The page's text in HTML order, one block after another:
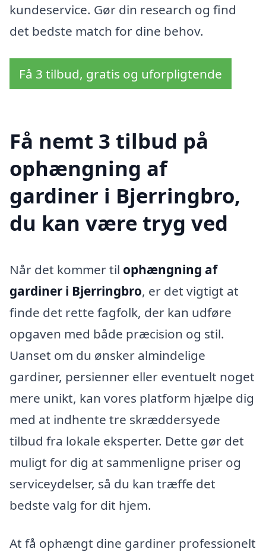
kundeservice. Gør din research og find
det bedste match for dine behov.
Få 3 tilbud, gratis og uforpligtende
Få nemt 3 tilbud på
ophængning af
gardiner i Bjerringbro,
du kan være tryg ved
Når det kommer til ophængning af
gardiner i Bjerringbro, er det vigtigt at
finde det rette fagfolk, der kan udføre
opgaven med både præcision og stil.
Uanset om du ønsker almindelige
gardiner, persienner eller eventuelt noget
mere unikt, kan vores platform hjælpe dig
med at indhente tre skræddersyede
tilbud fra lokale eksperter. Dette gør det
muligt for dig at sammenligne priser og
serviceydelser, så du kan træffe det
bedste valg for dit hjem.
At få ophængt dine gardiner professionelt